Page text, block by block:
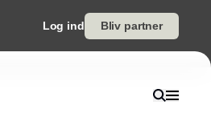
Log ind Bliv partner